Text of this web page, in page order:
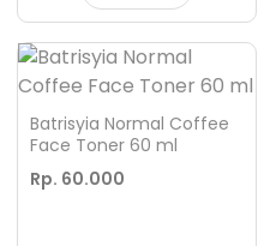
Batrisyia Normal Coffee
Face Toner 60 ml
Rp. 60.000